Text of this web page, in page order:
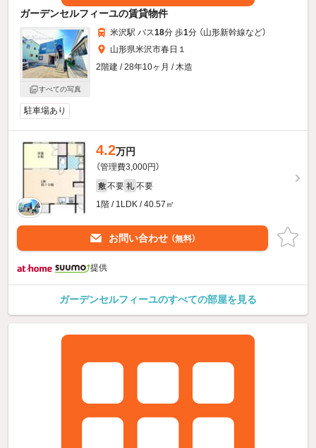
ガーデンセルフィーユの賃貸物件
すべての写真
米沢駅 バス18分 歩1分 （山形新幹線など）
山形県米沢市春日１
2階建 / 28年10ヶ月 / 木造
駐車場あり
4.2万円
（管理費3,000円）
敷 不要 礼 不要
1階 / 1LDK / 40.57㎡
お問い合わせ （無料）
提供
ガーデンセルフィーユのすべての部屋を見る